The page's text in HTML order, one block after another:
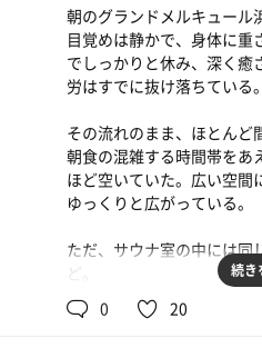
朝のグランドメルキュール
目覚めは静かで、身体に
でしっかりと休み、深く癒
労はすでに抜け落ちている。
その流れのまま、ほとんど
朝食の混雑する時間帯をあ
ほど空いていた。広い空間
ゆっくりと広がっている。
ただ、サウナ室の中には同
ど。
朝のこの時間に、身体を整
も、どこか通じるものがあ
続き
0 20